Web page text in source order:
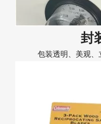
封
包装透明、美观、